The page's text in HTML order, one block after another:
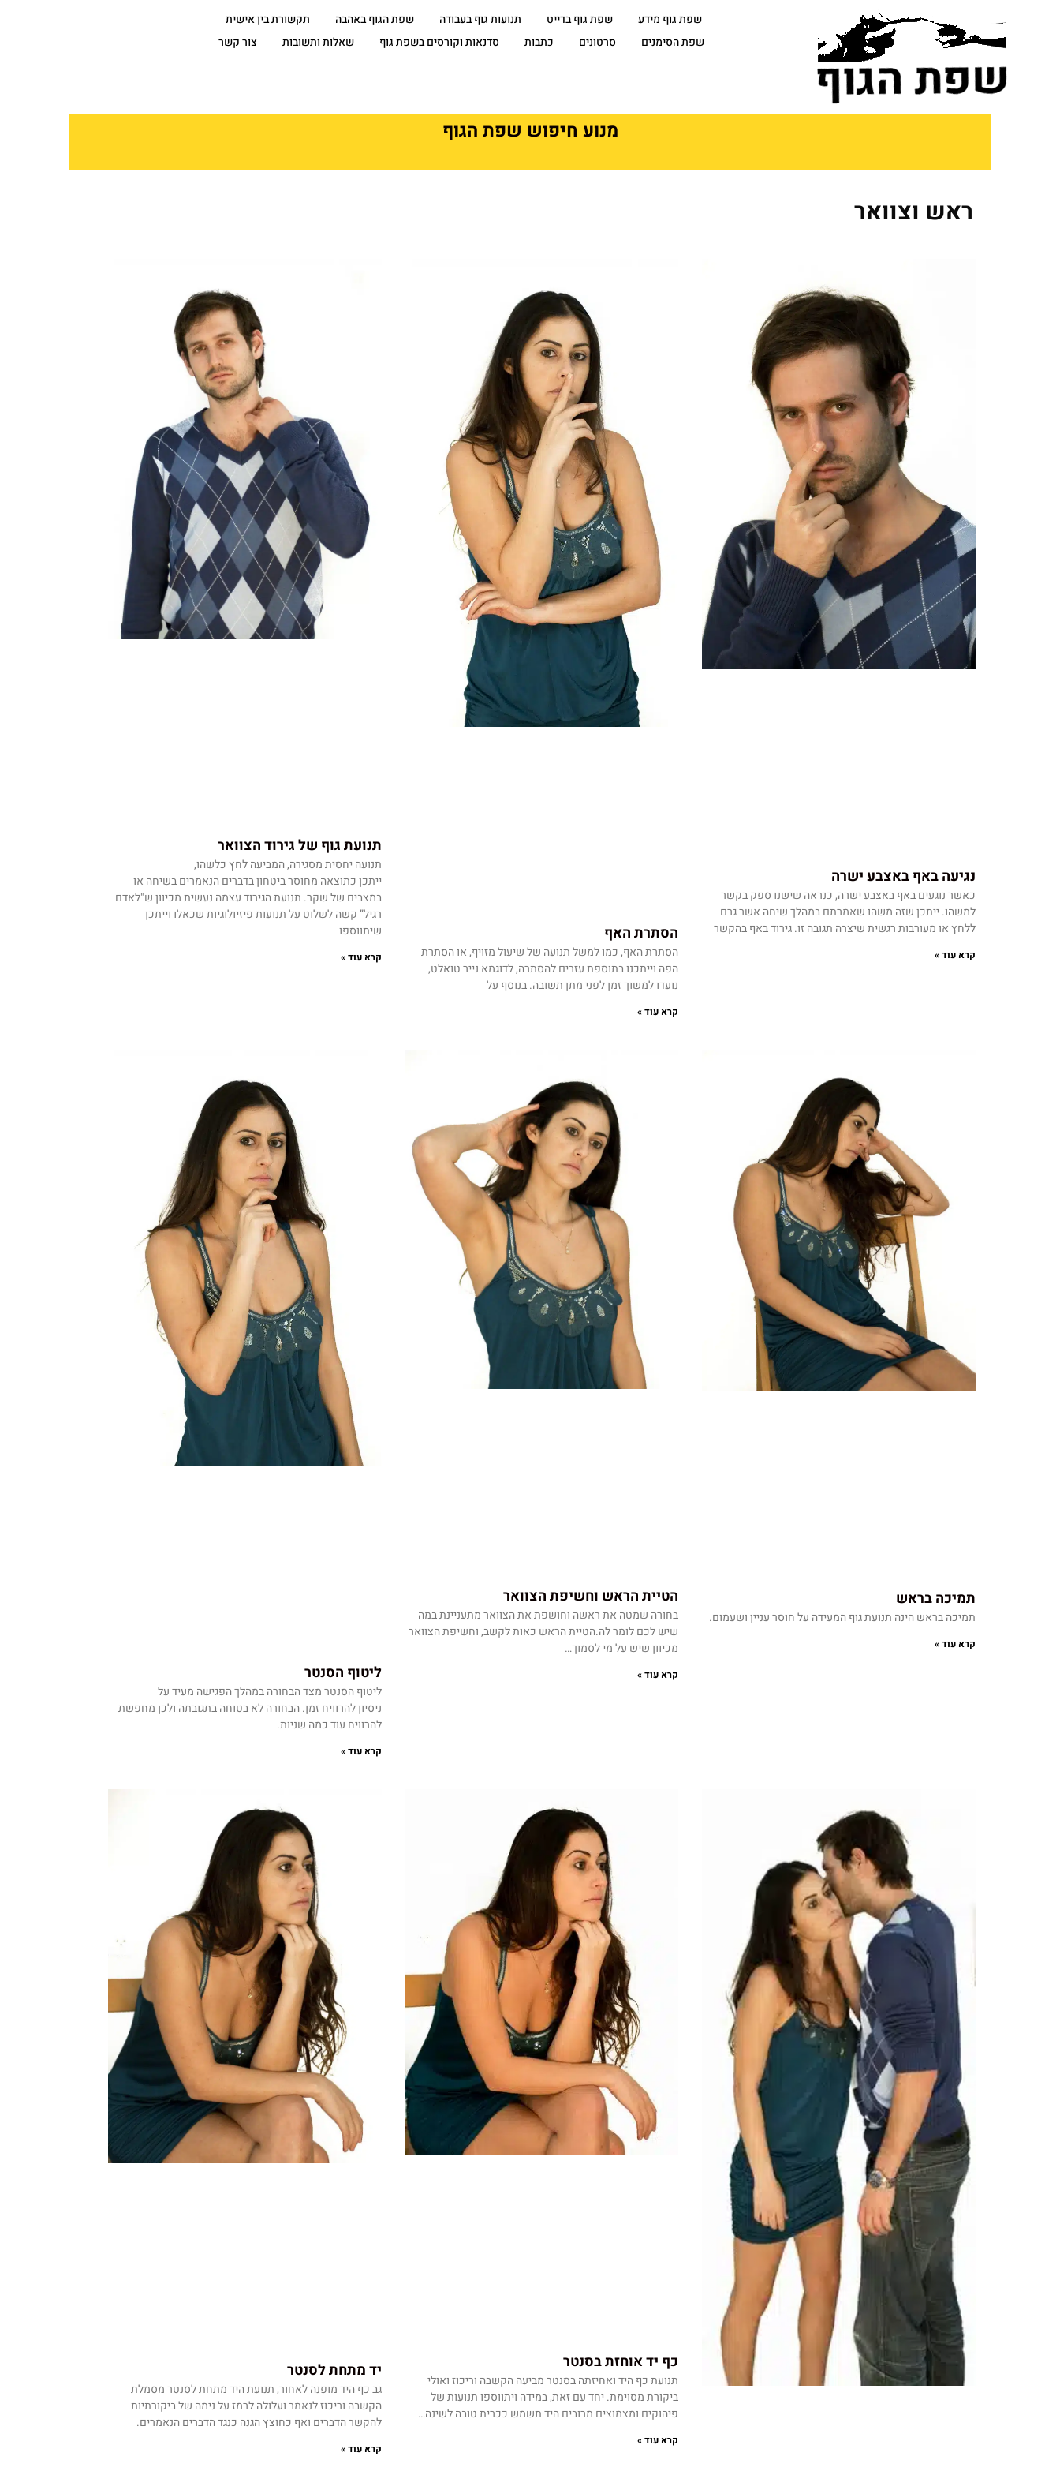
שפת גוף מידע שפת גוף בדייט תנועות גוף בעבודה שפת הגוף באהבה
תקשורת בין אישית
שפת הסימנים
סרטונים כתבות סדנאות וקורסים בשפת גוף שאלות ותשובות צור קשר
מנוע חיפוש שפת הגוף
ראש וצוואר
נגיעה באף באצבע ישרה
כאשר נוגעים באף באצבע ישרה, כנראה שישנו ספק בקשר
למשהו. ייתכן שזה משהו שאמרתם במהלך שיחה אשר גרם
ללחץ או מעורבות רגשית שיצרה תגובה זו. גירוד באף בהקשר
קרא עוד »
הסתרת האף
הסתרת האף, כמו למשל תנועה של שיעול מזויף, או הסתרת
הפה וייתכנו בתוספת עזרים להסתרה, לדוגמא נייר טואלט,
נועדו למשוך זמן לפני מתן תשובה. בנוסף על
קרא עוד »
תנועת גוף של גירוד הצוואר
תנועה יחסית מסגירה, המביעה לחץ כלשהו,
ייתכן כתוצאה מחוסר ביטחון בדברים הנאמרים בשיחה או
במצבים של שקר. תנועת הגירוד עצמה נעשית מכיוון ש"לאדם
רגיל” קשה לשלוט על תנועות פיזיולוגיות שכאלו וייתכן
שיתווספו
קרא עוד »
תמיכה בראש
תמיכה בראש הינה תנועת גוף המעידה על חוסר עניין ושעמום.
קרא עוד »
הטיית הראש וחשיפת הצוואר
בחורה שמטה את ראשה וחושפת את הצוואר מתעניינת במה
שיש לכם לומר לה.הטיית הראש כאות לקשב, וחשיפת הצוואר
מכיוון שיש על מי לסמוך…
קרא עוד » ליטוף הסנטר
ליטוף הסנטר מצד הבחורה במהלך הפגישה מעיד על
ניסיון להרוויח זמן. הבחורה לא בטוחה בתגובתה ולכן מחפשת
להרוויח עוד כמה שניות.
קרא עוד »
כף יד אוחזת בסנטר
תנועת כף היד ואחיזתה בסנטר מביעה הקשבה וריכוז ואולי
ביקורת מסוימת. יחד עם זאת, במידה ויתווספו תנועות של
פיהוקים ומצמוצים מרובים היד תשמש ככרית טובה לשינה…
קרא עוד »
יד מתחת לסנטר
גב כף היד מופנה לאחור, תנועת היד מתחת לסנטר מסמלת
הקשבה וריכוז לנאמר ועלולה לרמז על נימה של ביקורתיות
להקשר הדברים ואף כחוצץ הגנה כנגד הדברים הנאמרים.
קרא עוד »